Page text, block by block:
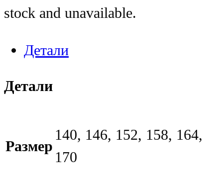
stock and unavailable.
Детали
Детали
Размер
140, 146, 152, 158, 164,
170